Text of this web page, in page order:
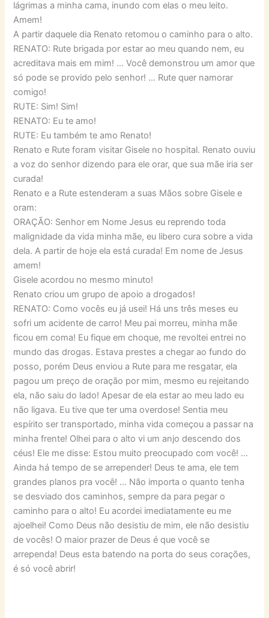
lágrimas a minha cama, inundo com elas o meu leito.
Amem!
A partir daquele dia Renato retomou o caminho para o alto.
RENATO: Rute brigada por estar ao meu quando nem, eu
acreditava mais em mim! … Você demonstrou um amor que
só pode se provido pelo senhor! … Rute quer namorar
comigo!
RUTE: Sim! Sim!
RENATO: Eu te amo!
RUTE: Eu também te amo Renato!
Renato e Rute foram visitar Gisele no hospital. Renato ouviu
a voz do senhor dizendo para ele orar, que sua mãe iria ser
curada!
Renato e a Rute estenderam a suas Mãos sobre Gisele e
oram:
ORAÇÃO: Senhor em Nome Jesus eu reprendo toda
malignidade da vida minha mãe, eu libero cura sobre a vida
dela. A partir de hoje ela está curada! Em nome de Jesus
amem!
Gisele acordou no mesmo minuto!
Renato criou um grupo de apoio a drogados!
RENATO: Como vocês eu já usei! Há uns três meses eu
sofri um acidente de carro! Meu pai morreu, minha mãe
ficou em coma! Eu fique em choque, me revoltei entrei no
mundo das drogas. Estava prestes a chegar ao fundo do
posso, porém Deus enviou a Rute para me resgatar, ela
pagou um preço de oração por mim, mesmo eu rejeitando
ela, não saiu do lado! Apesar de ela estar ao meu lado eu
não ligava. Eu tive que ter uma overdose! Sentia meu
espírito ser transportado, minha vida começou a passar na
minha frente! Olhei para o alto vi um anjo descendo dos
céus! Ele me disse: Estou muito preocupado com você! …
Ainda há tempo de se arrepender! Deus te ama, ele tem
grandes planos pra você! … Não importa o quanto tenha
se desviado dos caminhos, sempre da para pegar o
caminho para o alto! Eu acordei imediatamente eu me
ajoelhei! Como Deus não desistiu de mim, ele não desistiu
de vocês! O maior prazer de Deus é que você se
arrependa! Deus esta batendo na porta do seus corações,
é só você abrir!